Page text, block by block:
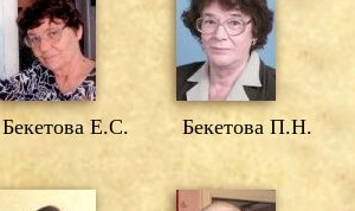
Бекетова Е.С. Бекетова П.Н.